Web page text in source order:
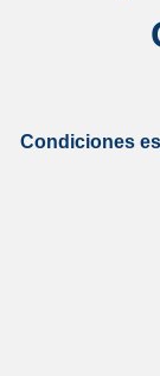
Condiciones